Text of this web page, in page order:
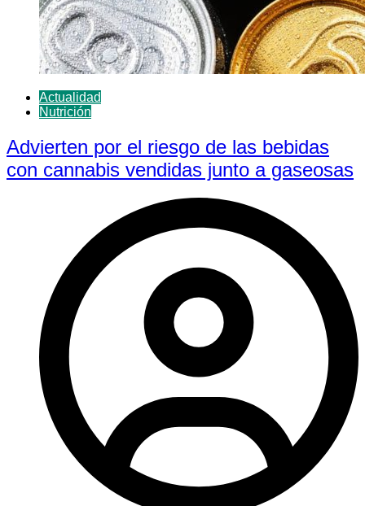
Actualidad
Nutrición
Advierten por el riesgo de las bebidas
con cannabis vendidas junto a gaseosas